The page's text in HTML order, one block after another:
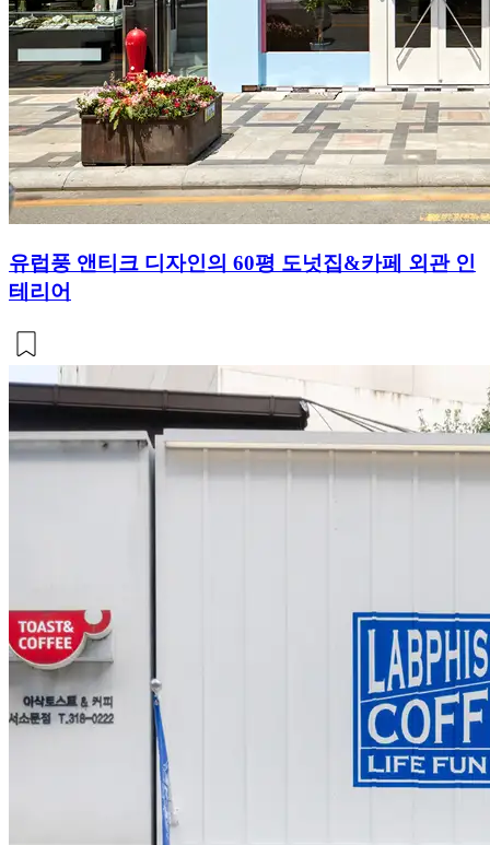
유럽풍 앤티크 디자인의 60평 도넛집&카페 외관 인
테리어